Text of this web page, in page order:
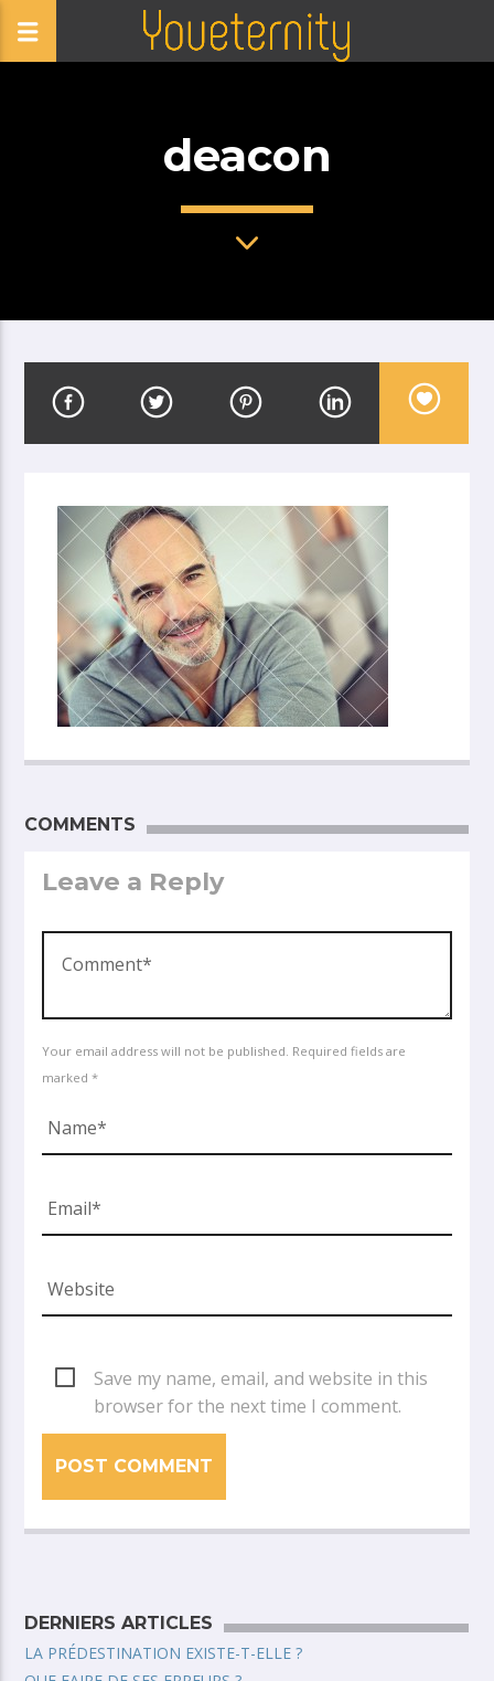
deacon
COMMENTS
Leave a Reply
Your email address will not be published. Required fields are
marked *
Save my name, email, and website in this
browser for the next time I comment.
DERNIERS ARTICLES
LA PRÉDESTINATION EXISTE-T-ELLE ?